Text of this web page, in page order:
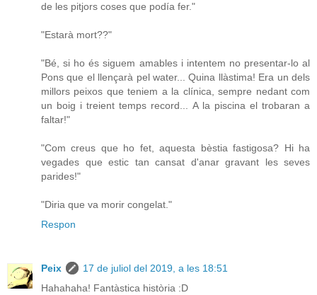
de les pitjors coses que podía fer."
"Estarà mort??"
"Bé, si ho és siguem amables i intentem no presentar-lo al
Pons que el llençarà pel water... Quina llàstima! Era un dels
millors peixos que teniem a la clínica, sempre nedant com
un boig i treient temps record... A la piscina el trobaran a
faltar!"
"Com creus que ho fet, aquesta bèstia fastigosa? Hi ha
vegades que estic tan cansat d'anar gravant les seves
parides!"
"Diria que va morir congelat."
Respon
Peix
17 de juliol del 2019, a les 18:51
Hahahaha! Fantàstica història :D